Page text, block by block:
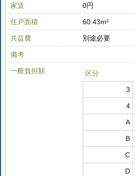
家賃 0円
住戸面積 60.43m²
共益費 別途必要
備考
一般負担額 区分
3
4
A
B
C
D